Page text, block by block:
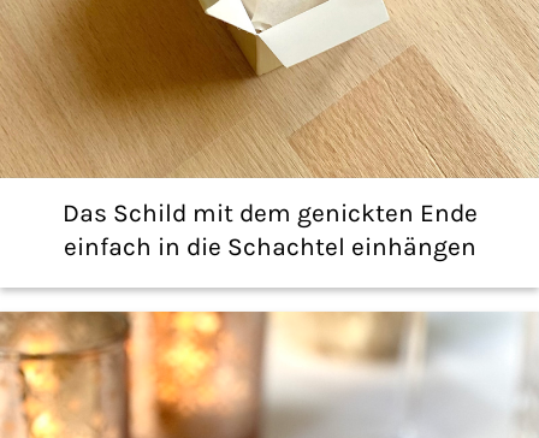
Das Schild mit dem genickten Ende
einfach in die Schachtel einhängen